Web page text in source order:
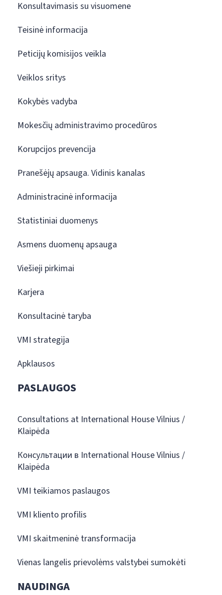
Konsultavimasis su visuomene
Teisinė informacija
Peticijų komisijos veikla
Veiklos sritys
Kokybės vadyba
Mokesčių administravimo procedūros
Korupcijos prevencija
Pranešėjų apsauga. Vidinis kanalas
Administracinė informacija
Statistiniai duomenys
Asmens duomenų apsauga
Viešieji pirkimai
Karjera
Konsultacinė taryba
VMI strategija
Apklausos
PASLAUGOS
Consultations at International House Vilnius /
Klaipėda
Консультации в International House Vilnius /
Klaipėda
VMI teikiamos paslaugos
VMI kliento profilis
VMI skaitmeninė transformacija
Vienas langelis prievolėms valstybei sumokėti
NAUDINGA